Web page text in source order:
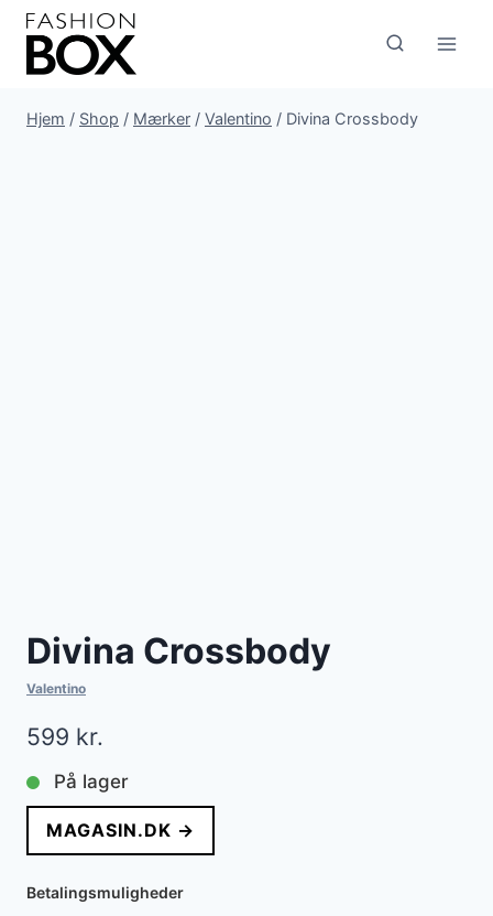
Fortsæt
indhold
Hjem / Shop / Mærker / Valentino / Divina Crossbody
Divina Crossbody
Valentino
599 kr.
På lager
MAGASIN.DK →
Betalingsmuligheder